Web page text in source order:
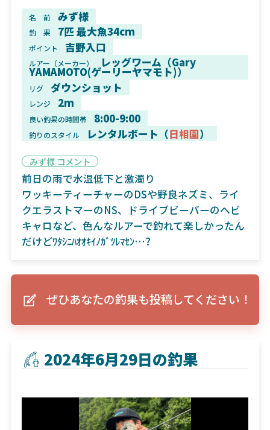
名 前 みず様
釣 果 7匹 最大魚34cm
ポイント 吉野入口
ルアー（メーカー） レッグワーム（Gary
YAMAMOTO(ゲーリーヤマモト)）
リグ ダウンショット
レンジ 2m
良い釣果の時間帯 8:00-9:00
釣りのスタイル レンタルボート（日相園）
みず様 コメント
前日の雨で水温低下と激濁り
ワッキーティーチャーのDSや野良ネズミ、ライ
クエラストマーのNS、ドライブビーバーのヘビ
キャロなど、色んなルアーで釣れて楽しかったん
だけどﾜﾀｼﾆﾊｵｵｷｲﾉｶﾞﾂﾚﾏｾﾝ…?
ぜひあなたの釣果も投稿してください！
2024年6月29日の釣果